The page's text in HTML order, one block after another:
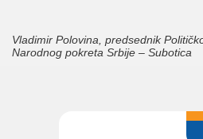
Vladimir Polovina, predsednik
Narodnog pokreta Srbije – Subotica